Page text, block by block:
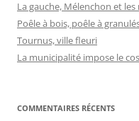
La gauche, Mélenchon et les
Poêle à bois, poêle à
Tournus, ville fleuri
La municipalité impose le
COMMENTAIRES RÉCENTS